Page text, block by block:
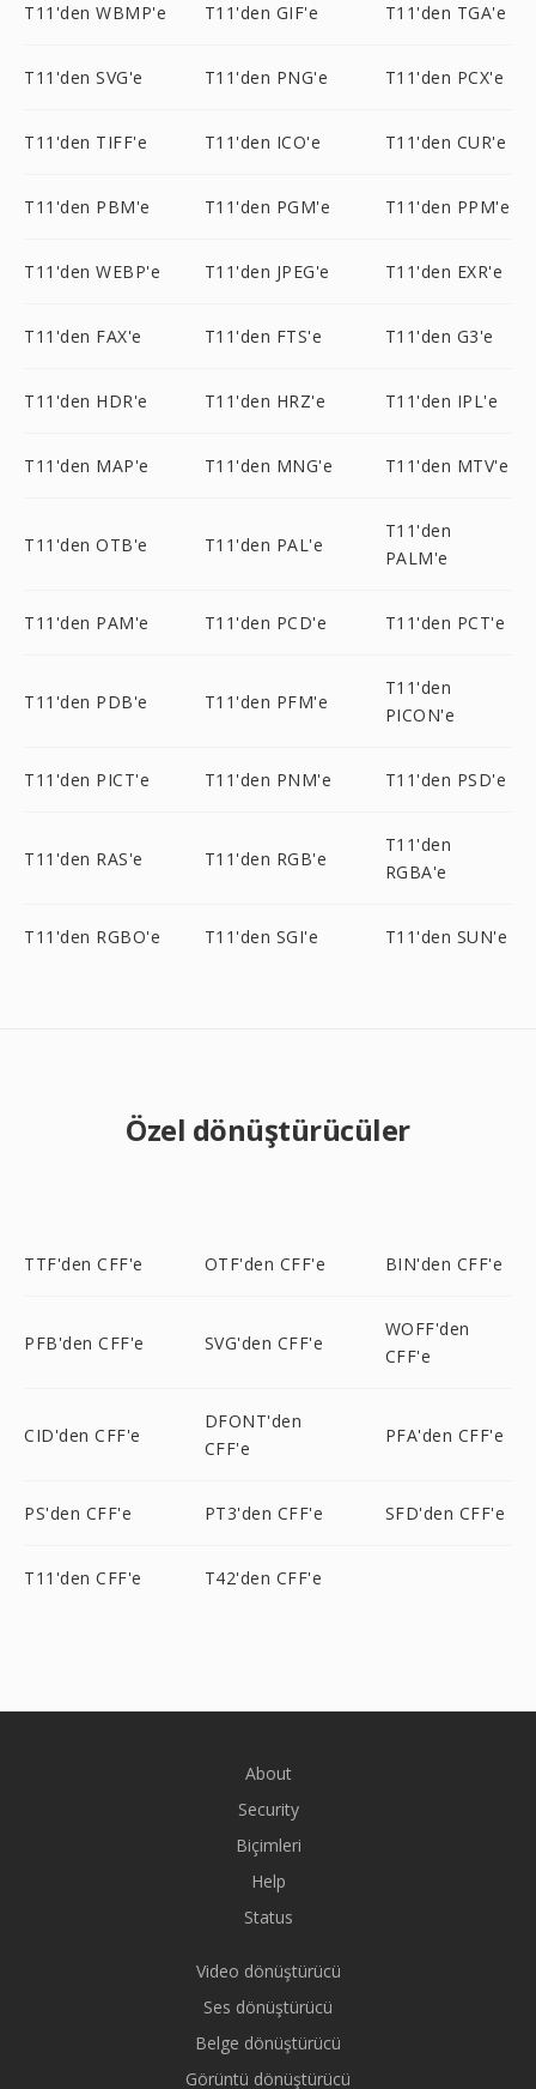
T11'den WBMP'e T11'den GIF'e T11'den TGA'e
T11'den SVG'e T11'den PNG'e T11'den PCX'e
T11'den TIFF'e T11'den ICO'e T11'den CUR'e
T11'den PBM'e T11'den PGM'e T11'den PPM'e
T11'den WEBP'e T11'den JPEG'e T11'den EXR'e
T11'den FAX'e T11'den FTS'e T11'den G3'e
T11'den HDR'e T11'den HRZ'e T11'den IPL'e
T11'den MAP'e T11'den MNG'e T11'den MTV'e
T11'den OTB'e T11'den PAL'e
T11'den
PALM'e
T11'den PAM'e T11'den PCD'e T11'den PCT'e
T11'den PDB'e T11'den PFM'e
T11'den
PICON'e
T11'den PICT'e T11'den PNM'e T11'den PSD'e
T11'den RAS'e T11'den RGB'e
T11'den
RGBA'e
T11'den RGBO'e T11'den SGI'e T11'den SUN'e
Özel dönüştürücüler
TTF'den CFF'e OTF'den CFF'e BIN'den CFF'e
PFB'den CFF'e SVG'den CFF'e
WOFF'den
CFF'e
CID'den CFF'e
DFONT'den
CFF'e
PFA'den CFF'e
PS'den CFF'e PT3'den CFF'e SFD'den CFF'e
T11'den CFF'e T42'den CFF'e
About
Security
Biçimleri
Help
Status
Video dönüştürücü
Ses dönüştürücü
Belge dönüştürücü
Görüntü dönüştürücü